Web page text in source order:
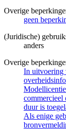
Overige
geen
(Juridische)
anders
Overige
In uitvoering
commercieel
duur is
Als enige